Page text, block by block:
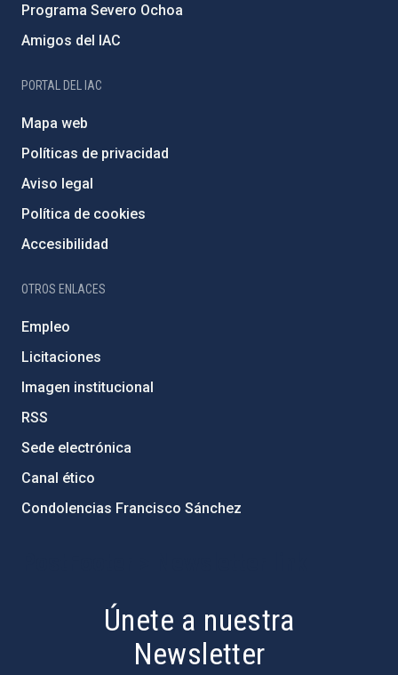
Programa Severo Ochoa
Amigos del IAC
PORTAL DEL IAC
Mapa web
Políticas de privacidad
Aviso legal
Política de cookies
Accesibilidad
OTROS ENLACES
Empleo
Licitaciones
Imagen institucional
RSS
Sede electrónica
Canal ético
Condolencias Francisco Sánchez
Únete a nuestra
Newsletter